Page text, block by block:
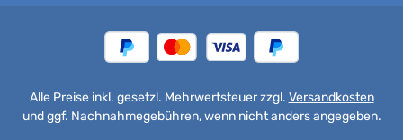
Alle Preise inkl. gesetzl. Mehrwertsteuer zzgl. Versandkosten
und ggf. Nachnahmegebühren, wenn nicht anders angegeben.